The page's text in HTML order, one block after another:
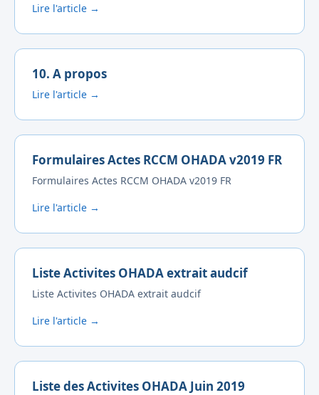
Lire l'article →
10. A propos
Lire l'article →
Formulaires Actes RCCM OHADA v2019 FR
Formulaires Actes RCCM OHADA v2019 FR
Lire l'article →
Liste Activites OHADA extrait audcif
Liste Activites OHADA extrait audcif
Lire l'article →
Liste des Activites OHADA Juin 2019